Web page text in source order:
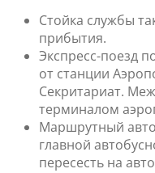
Стойка службы
прибытия.
Экспресс-поезд
от станции
Секритариат.
терминалом
Маршрутный
главной
пересесть на